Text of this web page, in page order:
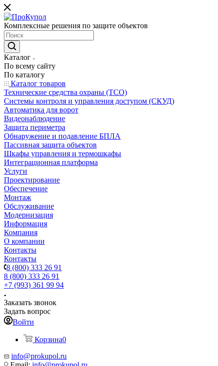
Комплексные решения по защите объектов
Каталог
По всему сайту
По каталогу
Каталог товаров
Технические средства охраны (ТСО)
Системы контроля и управления доступом (СКУД)
Автоматика для ворот
Видеонаблюдение
Защита периметра
Обнаружение и подавление БПЛА
Пассивная защита объектов
Шкафы управления и термошкафы
Интеграционная платформа
Услуги
Проектирование
Обеспечение
Монтаж
Обслуживание
Модернизация
Информация
Компания
О компании
Контакты
Контакты
8 (800) 333 26 91
8 (800) 333 26 91
+7 (993) 361 99 94
Заказать звонок
Задать вопрос
Войти
Корзина0
info@prokupol.ru